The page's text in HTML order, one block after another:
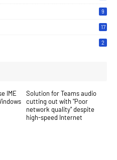
9
17
2
IME
Solution for Teams audio
cutting out with "Poor
network quality" despite
high-speed Internet